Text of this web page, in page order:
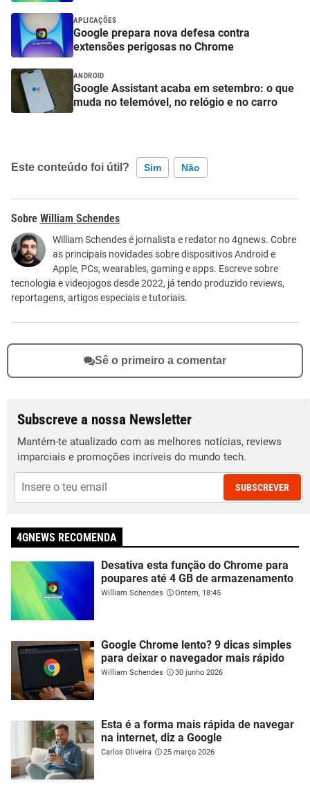
APLICAÇÕES
Google prepara nova defesa contra
extensões perigosas no Chrome
ANDROID
Google Assistant acaba em setembro: o que
muda no telemóvel, no relógio e no carro
Este conteúdo foi útil? Sim Não
Este conteúdo contém informação incorreta
Este conteúdo não tem a informação que procuro
Outro
William Schendes
William Schendes é jornalista e redator no 4gnews. Cobre
as principais novidades sobre dispositivos Android e
Apple, PCs, wearables, gaming e apps. Escreve sobre
tecnologia e videojogos desde 2022, já tendo produzido reviews,
reportagens, artigos especiais e tutoriais.
Sê o primeiro a comentar
Subscreve a nossa Newsletter
Mantém-te atualizado com as melhores notícias, reviews
imparciais e promoções incríveis do mundo tech.
SUBSCREVER
4GNEWS RECOMENDA
Desativa esta função do Chrome para
poupares até 4 GB de armazenamento
William Schendes Ontem, 18:45
Google Chrome lento? 9 dicas simples
para deixar o navegador mais rápido
William Schendes 30 junho 2026
Esta é a forma mais rápida de navegar
na internet, diz a Google
Carlos Oliveira 25 março 2026